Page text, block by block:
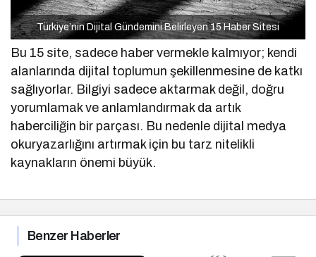
Türkiye’nin Dijital Gündemini Belirleyen 15 Haber Sitesi
Bu 15 site, sadece haber vermekle kalmıyor; kendi
alanlarında dijital toplumun şekillenmesine de katkı
sağlıyorlar. Bilgiyi sadece aktarmak değil, doğru
yorumlamak ve anlamlandırmak da artık
haberciliğin bir parçası. Bu nedenle dijital medya
okuryazarlığını artırmak için bu tarz nitelikli
kaynakların önemi büyük.
Benzer Haberler